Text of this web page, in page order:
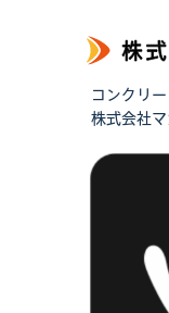
コンクリ
株式会社マ